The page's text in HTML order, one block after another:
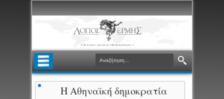
Η Αθηναϊκή δημοκρατία